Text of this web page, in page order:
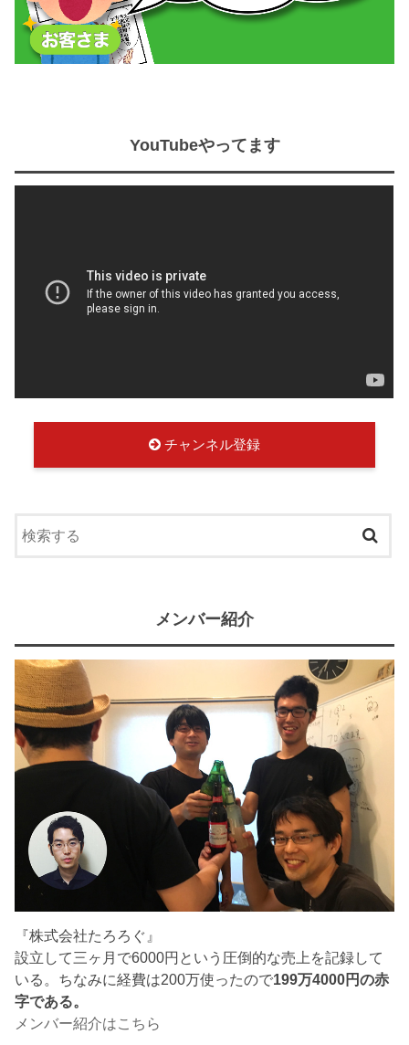
YouTubeやってます
チャンネル登録
メンバー紹介
『株式会社たろろぐ』
設立して三ヶ月で6000円という圧倒的な売上を記録して
いる。ちなみに経費は200万使ったので199万4000円の赤
字である。
メンバー紹介はこちら